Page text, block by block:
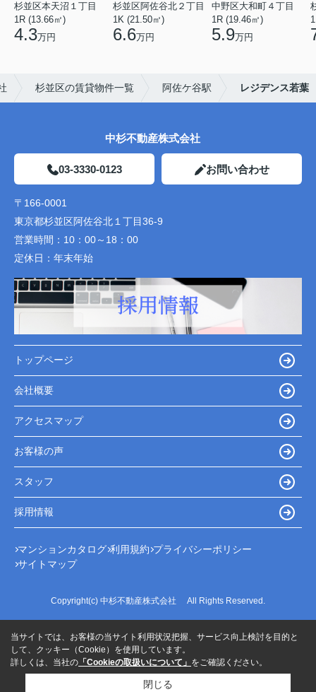
杉並区本天沼１丁目
1R (13.66㎡)
4.3万円
杉並区阿佐谷北２丁目
1K (21.50㎡)
6.6万円
中野区大和町４丁目
1R (19.46㎡)
5.9万円
杉並区の賃貸物件一覧 阿佐ケ谷駅 レジデンス若葉
中杉不動産株式会社
03-3330-0123 お問い合わせ
〒166-0001
東京都杉並区阿佐谷北１丁目36-9
営業時間： 10：00～18：00
定休日： 年末年始
トップページ
会社概要
アクセスマップ
お客様の声
スタッフ
採用情報
マンションカタログ 利用規約 プライバシーポリシー
サイトマップ
Copyright(c) 中杉不動産株式会社 All Rights Reserved.
当サイトでは、お客様の当サイト利用状況把握、サービス向上検討を目的と
して、クッキー（Cookie）を使用しています。
詳しくは、当社の 「Cookieの取扱いについて」 をご確認ください。
閉じる